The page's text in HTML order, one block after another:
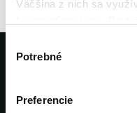
Väčšina z nich sa
súhlasu
Potrebné
Preferencie
chemicky, pri teplote až 500
po dobu 5 hodín.